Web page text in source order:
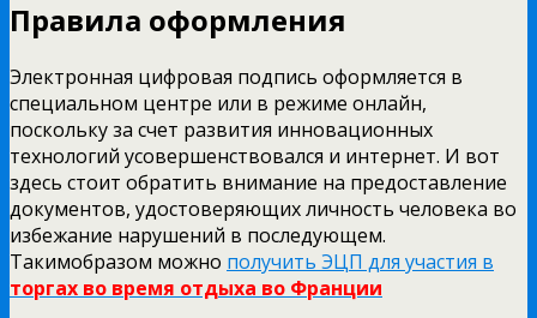
Правила оформления
Электронная цифровая подпись оформляется в
специальном центре или в режиме онлайн,
поскольку за счет развития инновационных
технологий усовершенствовался и интернет. И вот
здесь стоит обратить внимание на предоставление
документов, удостоверяющих личность человека во
избежание нарушений в последующем.
Такимобразом можно получить ЭЦП для участия в
торгах во время отдыха во Франции